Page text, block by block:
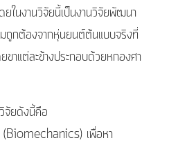
ยในงานวิจัยนี้เป็นงานวิจัยพัฒนา
ถูกต้องจากหุ่นยนต์ต้นแบบจริงที่
ขาแต่ละข้างประกอบด้วยหกองศา
จัยดังนี้คือ
(Biomechanics) เพื่อหา